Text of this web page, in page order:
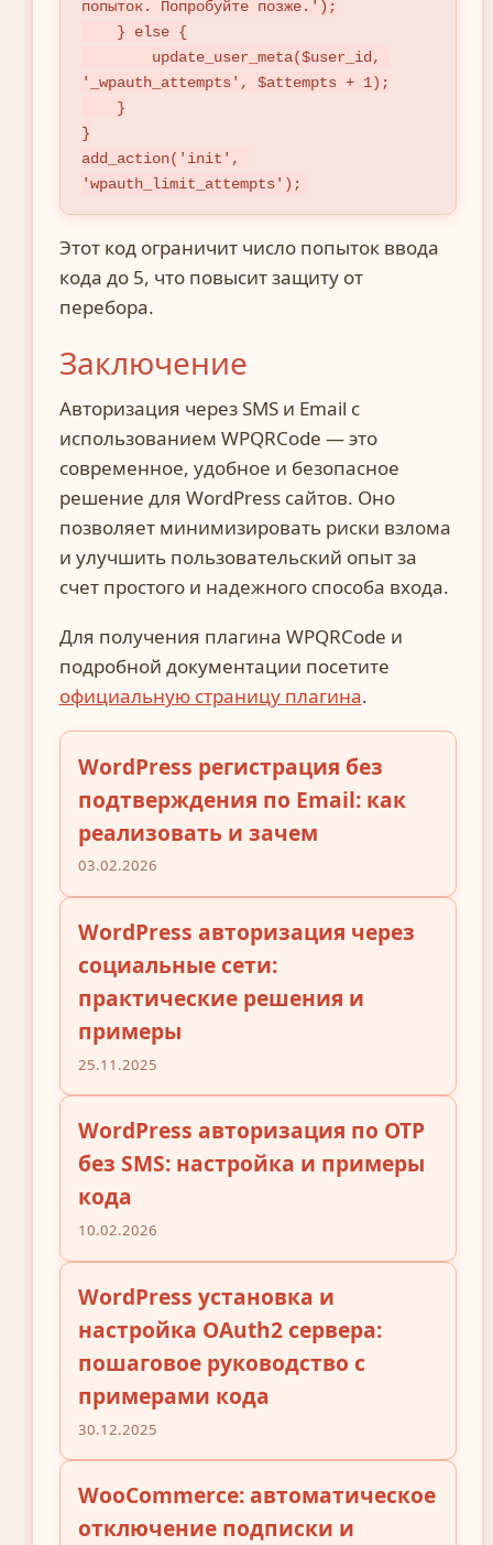
попыток. Попробуйте позже.');
'_wpauth_attempts', $attempts + 1);
}
add_action('init',
'wpauth_limit_attempts');
Этот код ограничит число попыток ввода
кода до 5, что повысит защиту от
перебора.
Заключение
Авторизация через SMS и Email с
использованием WPQRCode — это
современное, удобное и безопасное
решение для WordPress сайтов. Оно
позволяет минимизировать риски взлома
и улучшить пользовательский опыт за
счет простого и надежного способа входа.
Для получения плагина WPQRCode и
подробной документации посетите
официальную страницу плагина.
WordPress регистрация без
подтверждения по Email: как
реализовать и зачем
03.02.2026
WordPress авторизация через
социальные сети:
практические решения и
примеры
25.11.2025
WordPress авторизация по OTP
без SMS: настройка и примеры
кода
10.02.2026
WordPress установка и
настройка OAuth2 сервера:
пошаговое руководство с
примерами кода
30.12.2025
WooCommerce: автоматическое
отключение подписки и